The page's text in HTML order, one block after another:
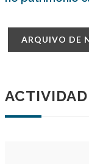
ARQUIVO DE